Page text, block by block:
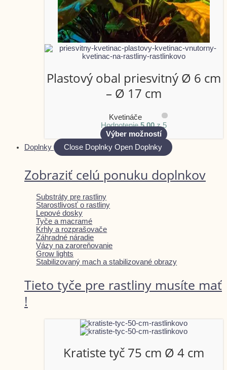
Plastový obal priesvitný Ø 6 cm
– Ø 17 cm
Kvetináče
Hodnotenie5.00z 5
Výber možností
Doplnky
Close Doplnky Open Doplnky
Zobraziť celú ponuku doplnkov
Substráty pre rastliny
Starostlivosť o rastliny
Lepové dosky
Tyče a macramé
Krhly a rozprašovače
Záhradné náradie
Vázy na zaroreňovanie
Grow lights
Stabilizovaný mach a stabilizované obrazy
Tieto tyče pre rastliny musíte mať
!
Kratiste tyč 75 cm Ø 4 cm